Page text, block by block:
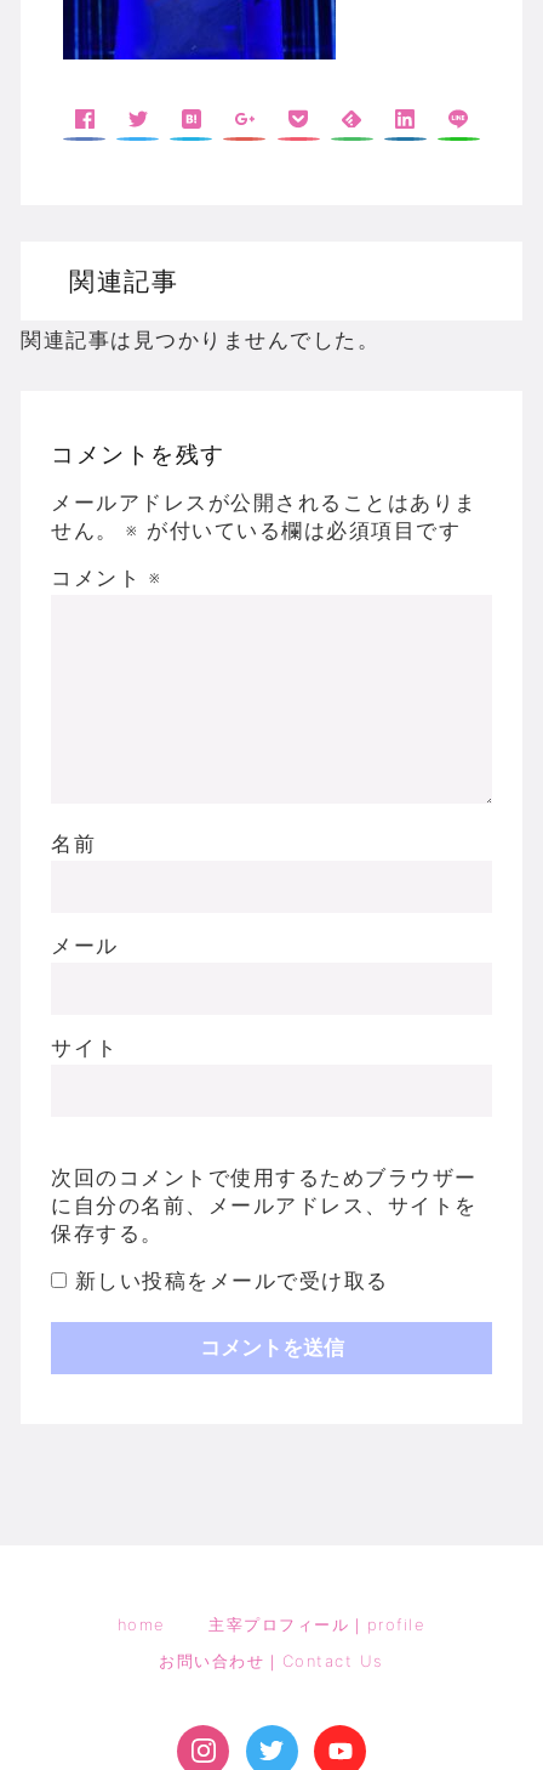
関連記事
関連記事は見つかりませんでした。
コメントを残す
メールアドレスが公開されることはありま
せん。
※ が付いている欄は必須項目です
コメント ※
名前
メール
サイト
次回のコメントで使用するためブラウザー
に自分の名前、メールアドレス、サイトを
保存する。
新しい投稿をメールで受け取る
home
主宰プロフィール｜profile
お問い合わせ｜Contact Us